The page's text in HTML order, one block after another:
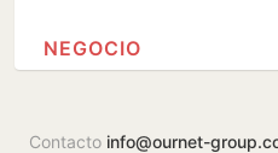
NEGOCIO
Contacto info@ournet-